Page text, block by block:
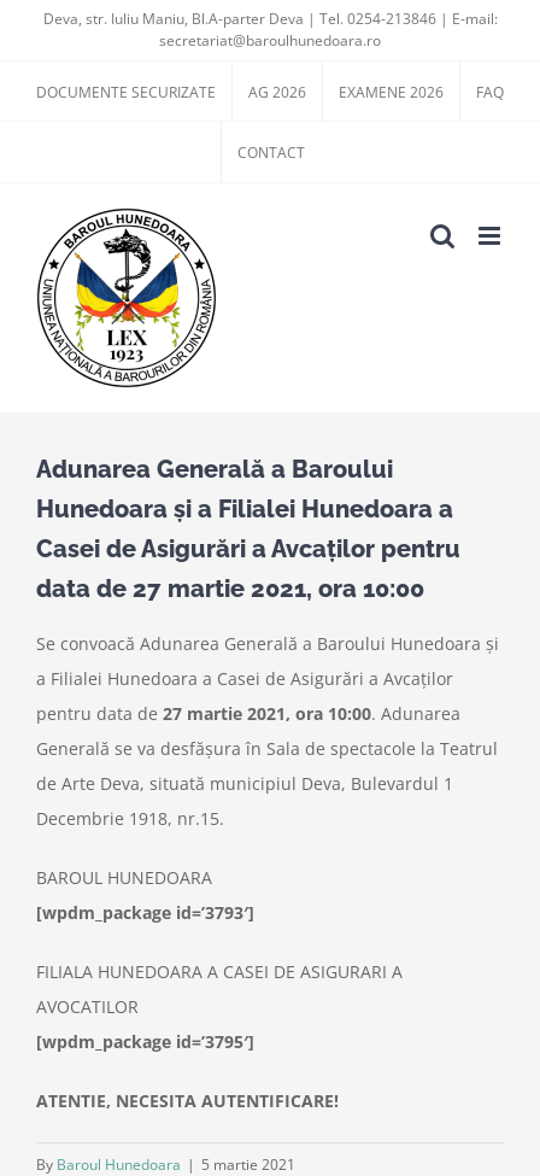
content
Deva, str. Iuliu Maniu, Bl.A-parter Deva | Tel. 0254-213846 | E-mail:
secretariat@baroulhunedoara.ro
DOCUMENTE SECURIZATE AG 2026 EXAMENE 2026 FAQ
CONTACT
Adunarea Generală a Baroului
Hunedoara și a Filialei Hunedoara a
Casei de Asigurări a Avcaților pentru
data de 27 martie 2021, ora 10:00
Se convoacă Adunarea Generală a Baroului Hunedoara și
a Filialei Hunedoara a Casei de Asigurări a Avcaților
pentru data de 27 martie 2021, ora 10:00. Adunarea
Generală se va desfăşura în Sala de spectacole la Teatrul
de Arte Deva, situată municipiul Deva, Bulevardul 1
Decembrie 1918, nr.15.
BAROUL HUNEDOARA
[wpdm_package id=’3793′]
FILIALA HUNEDOARA A CASEI DE ASIGURARI A
AVOCATILOR
[wpdm_package id=’3795′]
ATENTIE, NECESITA AUTENTIFICARE!
By Baroul Hunedoara | 5 martie 2021